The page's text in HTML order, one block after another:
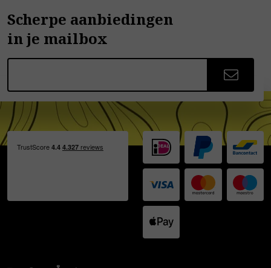
Scherpe aanbiedingen
in je mailbox